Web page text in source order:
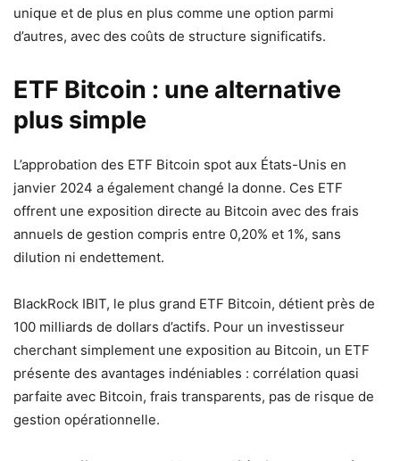
unique et de plus en plus comme une option parmi
d’autres, avec des coûts de structure significatifs.
ETF Bitcoin : une alternative
plus simple
L’approbation des ETF Bitcoin spot aux États-Unis en
janvier 2024 a également changé la donne. Ces ETF
offrent une exposition directe au Bitcoin avec des frais
annuels de gestion compris entre 0,20% et 1%, sans
dilution ni endettement.
BlackRock IBIT, le plus grand ETF Bitcoin, détient près de
100 milliards de dollars d’actifs. Pour un investisseur
cherchant simplement une exposition au Bitcoin, un ETF
présente des avantages indéniables : corrélation quasi
parfaite avec Bitcoin, frais transparents, pas de risque de
gestion opérationnelle.